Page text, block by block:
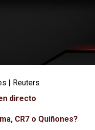
| Reuters
directo
CR7 o Quiñones?